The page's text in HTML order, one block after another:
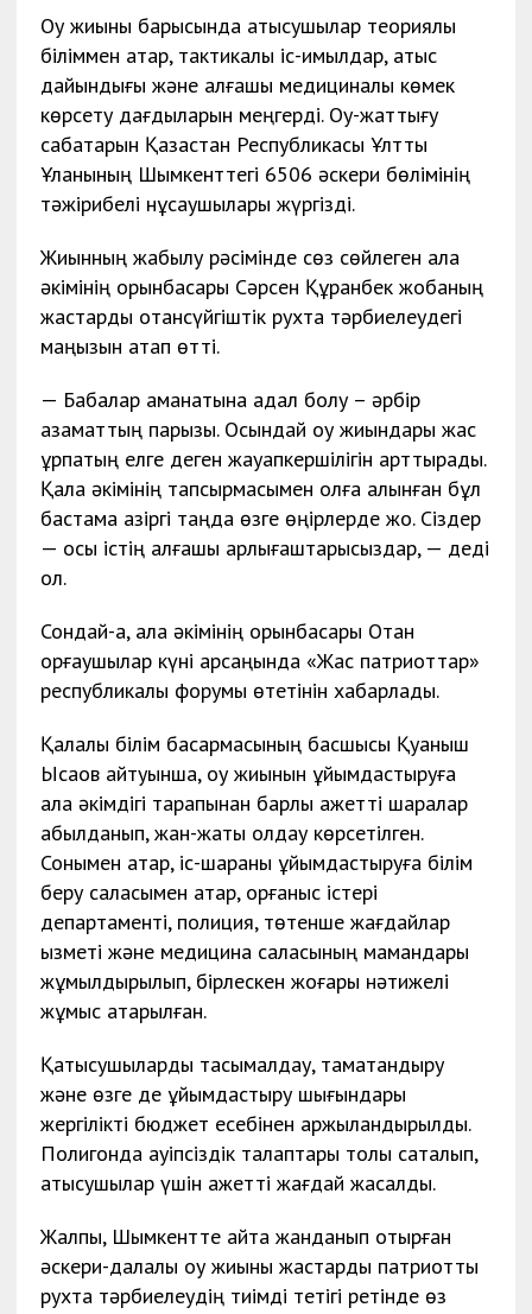
Оқу жиыны барысында қатысушылар теориялық
біліммен қатар, тактикалық іс-қимылдар, атыс
дайындығы және алғашқы медициналық көмек
көрсету дағдыларын меңгерді. Оқу-жаттығу
сабақтарын Қазақстан Республикасы Ұлттық
Ұланының Шымкенттегі 6506 әскери бөлімінің
тәжірибелі нұсқаушылары жүргізді.
Жиынның жабылу рәсімінде сөз сөйлеген қала
әкімінің орынбасары Сәрсен Құранбек жобаның
жастарды отансүйгіштік рухта тәрбиелеудегі
маңызын атап өтті.
— Бабалар аманатына адал болу – әрбір
азаматтың парызы. Осындай оқу жиындары жас
ұрпақтың елге деген жауапкершілігін арттырады.
Қала әкімінің тапсырмасымен қолға алынған бұл
бастама қазіргі таңда өзге өңірлерде жоқ. Сіздер
— осы істің алғашқы қарлығаштарысыздар, — деді
ол.
Сондай-ақ, қала әкімінің орынбасары Отан
қорғаушылар күні қарсаңында «Жас патриоттар»
республикалық форумы өтетінін хабарлады.
Қалалық білім басқармасының басшысы Қуаныш
Ысқақов айтуынша, оқу жиынын ұйымдастыруға
қала әкімдігі тарапынан барлық қажетті шаралар
қабылданып, жан-жақты қолдау көрсетілген.
Сонымен қатар, іс-шараны ұйымдастыруға білім
беру саласымен қатар, қорғаныс істері
департаменті, полиция, төтенше жағдайлар
қызметі және медицина саласының мамандары
жұмылдырылып, бірлескен жоғары нәтижелі
жұмыс атқарылған.
Қатысушыларды тасымалдау, тамақтандыру
және өзге де ұйымдастыру шығындары
жергілікті бюджет есебінен қаржыландырылды.
Полигонда қауіпсіздік талаптары толық сақталып,
қатысушылар үшін қажетті жағдай жасалды.
Жалпы, Шымкентте қайта жанданып отырған
әскери-далалық оқу жиыны жастарды патриоттық
рухта тәрбиелеудің тиімді тетігі ретінде өз